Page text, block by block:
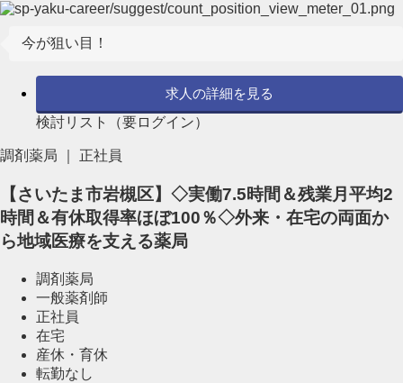
今が狙い目！
求人の詳細を見る
検討リスト（要ログイン）
調剤薬局 ｜ 正社員
【さいたま市岩槻区】◇実働7.5時間＆残業月平均2
時間＆有休取得率ほぼ100％◇外来・在宅の両面か
ら地域医療を支える薬局
調剤薬局
一般薬剤師
正社員
在宅
産休・育休
転勤なし